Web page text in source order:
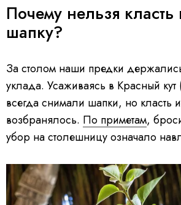
Почему нельзя класть
шапку?
За столом наши предки
уклада. Усаживаясь в Красный
всегда снимали шапки, но класть
возбранялось. По приметам,
убор на столешницу означало